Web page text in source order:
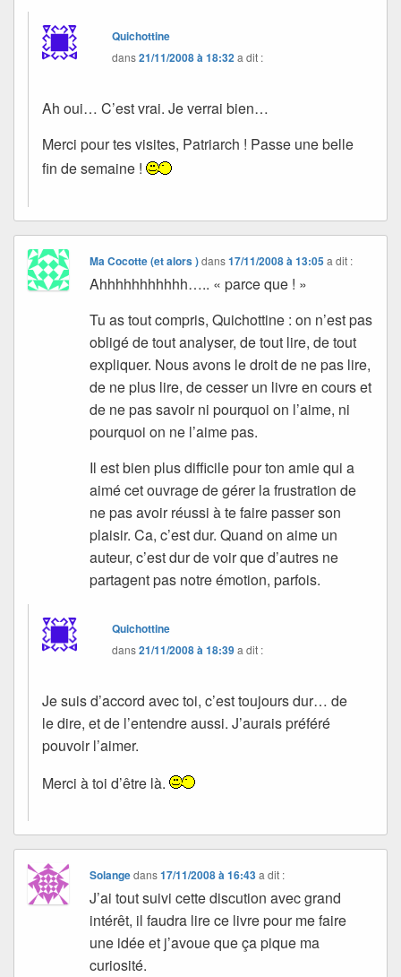
Quichottine
dans21/11/2008 à 18:32a dit :
Ah oui… C’est vrai. Je verrai bien…
Merci pour tes visites, Patriarch ! Passe une belle
fin de semaine !
Ma Cocotte (et alors )dans17/11/2008 à 13:05 a dit :
Ahhhhhhhhhhh….. « parce que ! »
Tu as tout compris, Quichottine : on n’est pas
obligé de tout analyser, de tout lire, de tout
expliquer. Nous avons le droit de ne pas lire,
de ne plus lire, de cesser un livre en cours et
de ne pas savoir ni pourquoi on l’aime, ni
pourquoi on ne l’aime pas.
Il est bien plus difficile pour ton amie qui a
aimé cet ouvrage de gérer la frustration de
ne pas avoir réussi à te faire passer son
plaisir. Ca, c’est dur. Quand on aime un
auteur, c’est dur de voir que d’autres ne
partagent pas notre émotion, parfois.
Quichottine
dans21/11/2008 à 18:39a dit :
Je suis d’accord avec toi, c’est toujours dur… de
le dire, et de l’entendre aussi. J’aurais préféré
pouvoir l’aimer.
Merci à toi d’être là.
Solangedans17/11/2008 à 16:43 a dit :
J’ai tout suivi cette discution avec grand
intérêt, il faudra lire ce livre pour me faire
une idée et j’avoue que ça pique ma
curiosité.